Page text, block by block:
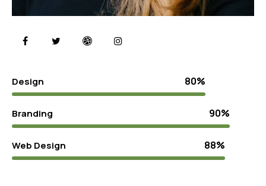
Design 80%
Branding 90%
Web Design 88%